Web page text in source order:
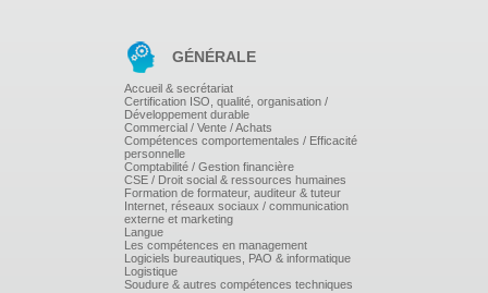
MANIFESTATIONS DE LA
VIOLENCE
Face à la peur, au danger.
Face à sa propre violence, sa réactivité.
Le stress, réponse à une impasse
La tentation d'un comportement de démission.
III - LES AXES DE PROGRÈS
LES ATTITUDES DU PROFESSIONNEL
L'approche d'une certaine maîtrise de soi
Les comportements éducatifs appropriés
GÉNÉRALE
Accueil & secrétariat
Certification ISO, qualité, organisation /
Développement durable
Commercial / Vente / Achats
Compétences comportementales / Efficacité
personnelle
Comptabilité / Gestion financière
CSE / Droit social & ressources humaines
Formation de formateur, auditeur & tuteur
Internet, réseaux sociaux / communication
externe et marketing
Langue
Les compétences en management
Logiciels bureautiques, PAO & informatique
Logistique
Soudure & autres compétences techniques